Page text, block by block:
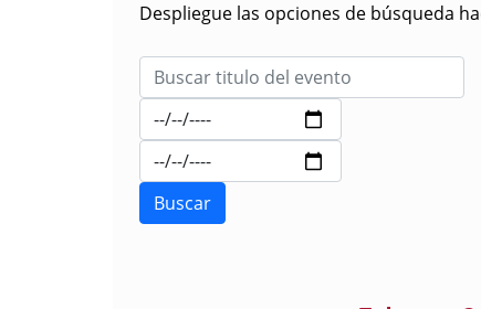
Despliegue las opciones de búsqueda